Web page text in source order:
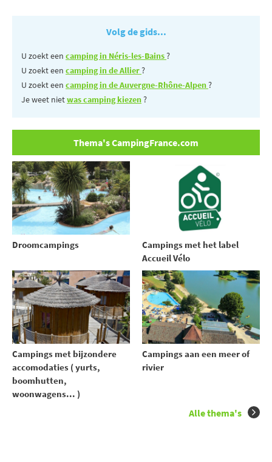
Volg de gids...
U zoekt een camping in Néris-les-Bains?
U zoekt een camping in de Allier?
U zoekt een camping in de Auvergne-Rhône-Alpen?
Je weet nietwas camping kiezen?
Thema's CampingFrance.com
Droomcampings
Campings met het label
Accueil Vélo
Campings met bijzondere
accomodaties ( yurts,
boomhutten,
woonwagens... )
Campings aan een meer of
rivier
Alle thema's